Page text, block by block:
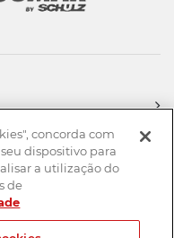
concorda com
dispositivo para
a utilização do
de